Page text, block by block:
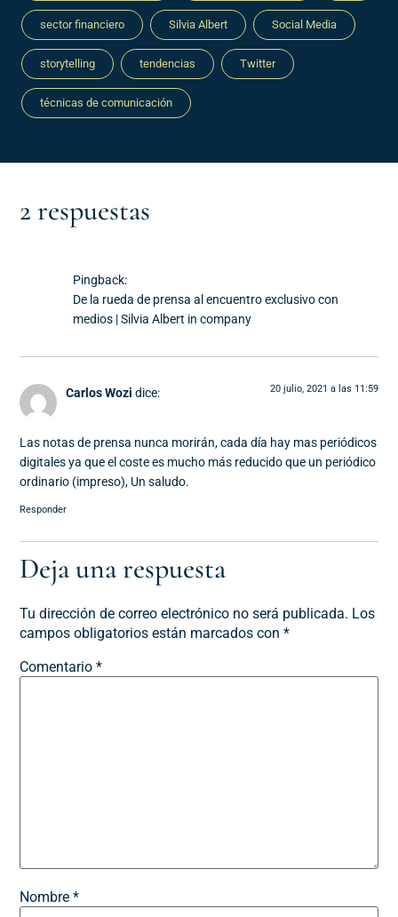
sector financiero Silvia Albert Social Media
storytelling tendencias Twitter
técnicas de comunicación
2 respuestas
Pingback:
De la rueda de prensa al encuentro exclusivo con
medios | Silvia Albert in company
Carlos Wozi dice: 20 julio, 2021 a las 11:59
Las notas de prensa nunca morirán, cada día hay mas periódicos
digitales ya que el coste es mucho más reducido que un periódico
ordinario (impreso), Un saludo.
Responder
Deja una respuesta
Tu dirección de correo electrónico no será publicada. Los
campos obligatorios están marcados con*
Comentario*
Nombre*